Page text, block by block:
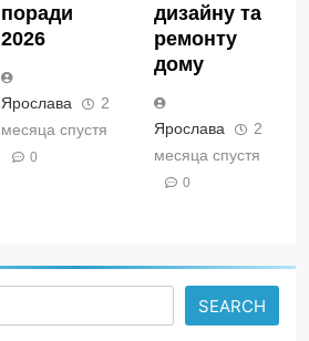
поради
2026
Ярослава
2
месяца спустя
0
дизайну та
ремонту
дому
Ярослава
2
месяца спустя
0
SEARCH